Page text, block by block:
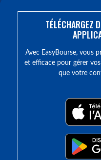
TÉLÉCHARGEZ
Avec EasyBourse, vous
et efficace pour gérer
que votre